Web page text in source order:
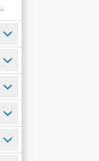
UDZIAŁEM GMINY